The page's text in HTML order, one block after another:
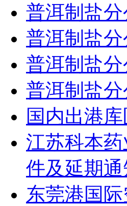
普洱制盐
普洱制盐
普洱制盐
普洱制盐
国内出港
江苏科本
件及延期通
东莞港国